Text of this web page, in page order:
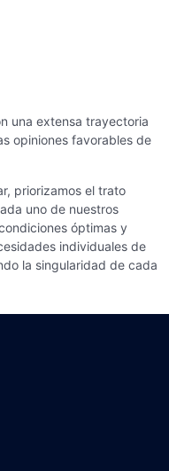
una extensa trayectoria
opiniones favorables de
priorizamos el trato
uno de nuestros
óptimas y
individuales de
la singularidad de cada